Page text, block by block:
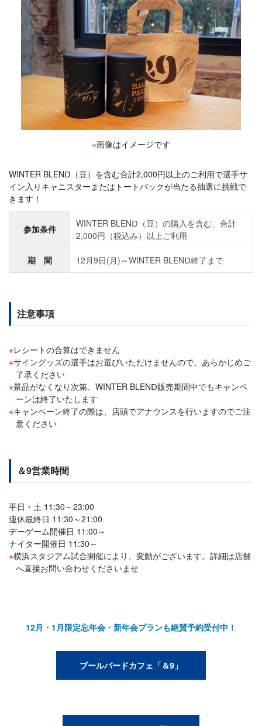
※画像はイメージです
WINTER BLENⅮ（豆）を含む合計2,000円以上のご利用で選手サ
イン入りキャニスターまたはトートバックが当たる抽選に挑戦で
きます！
参加条件
WINTER BLENⅮ（豆）の購入を含む、合計
2,000円（税込み）以上ご利用
期 間 12月9日(月)～WINTER BLENⅮ終了まで
注意事項
レシートの合算はできません
サイングッズの選手はお選びいただけませんので、あらかじめご
了承ください
景品がなくなり次第、WINTER BLENⅮ販売期間中でもキャンペ
ーンは終了いたします
キャンペーン終了の際は、店頭でアナウンスを行いますのでご注
意ください
＆9営業時間
平日・土 11:30～23:00
連休最終日 11:30～21:00
デーゲーム開催日 11:00～
ナイター開催日 11:30～
横浜スタジアム試合開催により、変動がございます。詳細は店舗
へ直接お問い合わせくださいませ
12月・1月限定忘年会・新年会プランも絶賛予約受付中！
ブールバードカフェ「＆9」